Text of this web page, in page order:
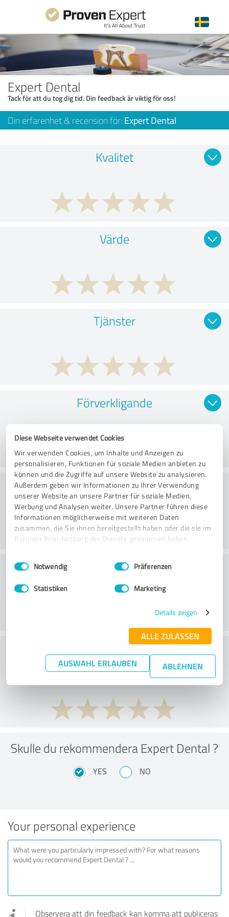
Diese Webseite verwendet Cookies
Wir verwenden Cookies, um Inhalte und Anzeigen zu
personalisieren, Funktionen für soziale Medien anbieten zu
können und die Zugriffe auf unsere Website zu analysieren.
Außerdem geben wir Informationen zu Ihrer Verwendung
unserer Website an unsere Partner für soziale Medien,
Werbung und Analysen weiter. Unsere Partner führen diese
Informationen möglicherweise mit weiteren Daten
zusammen, die Sie ihnen bereitgestellt haben oder die sie im
Rahmen Ihrer Nutzung der Dienste gesammelt haben.
Impressum Datenschutzbestimmungen
Einwilligungsauswahl
Notwendig Präferenzen
Statistiken Marketing
Details zeigen
ALLE ZULASSEN
AUSWAHL ERLAUBEN ABLEHNEN
Expert Dental
Tack för att du tog dig tid. Din feedback är viktig för oss!
Din erfarenhet & recension för: Expert Dental
Kvalitet
Värde
Tjänster
Förverkligande
Rådgivning
Kundservice
What do you think of the price to
performance ratio?
Skulle du rekommendera Expert Dental ?
YES NO
Your personal experience
Observera att din feedback kan komma att publiceras